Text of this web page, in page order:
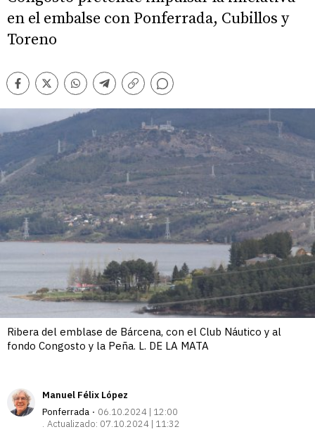
en el embalse con Ponferrada, Cubillos y
Toreno
Facebook
TwitterWhatsappTelegram
Copiar
Comentarios
Ribera del emblase de Bárcena, con el Club Náutico y al
fondo Congosto y la Peña. L. DE LA MATA
Manuel Félix López
Ponferrada
06.10.2024 | 12:00
Actualizado: 07.10.2024 | 11:32